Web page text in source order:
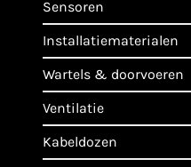
sensoren
installatiematerialen
wartels & doorvoeren
ventilatie
kabeldozen